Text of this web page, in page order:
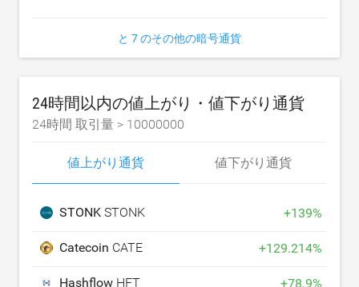
と 7 のその他の暗号通貨
24時間以内の値上がり・値下がり通貨
24時間 取引量 > 10000000
値上がり通貨 値下がり通貨
STONK STONK +139%
Catecoin CATE +129.214%
Hashflow HFT +78.9%